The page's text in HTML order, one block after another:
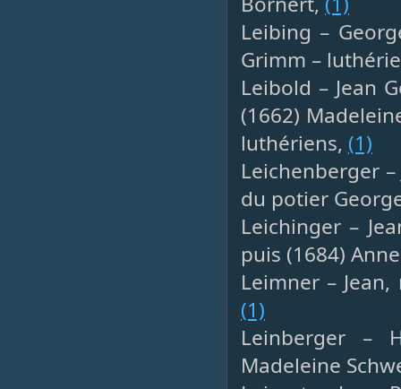
Leibing –
Grimm –
Leibold – Jean
(1662)
luthériens, (1)
Leichenberger
du potier
Leichinger –
puis (1684)
Leimner –
(1)
Leinberger –
Madeleine